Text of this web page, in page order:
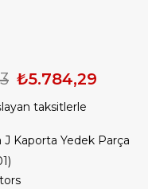
₺5.784,29
taksitlerle
J Kaporta Yedek Parça